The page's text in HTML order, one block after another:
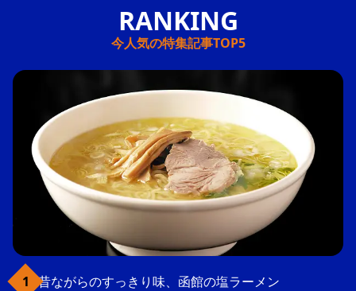
今人気の特集記事TOP5
昔ながらのすっきり味、函館の塩ラーメン